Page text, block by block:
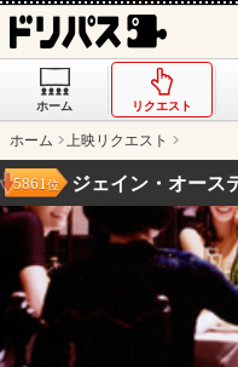
ホーム リクエスト
ホーム 上映リクエスト
ジェイン・オース
5861位